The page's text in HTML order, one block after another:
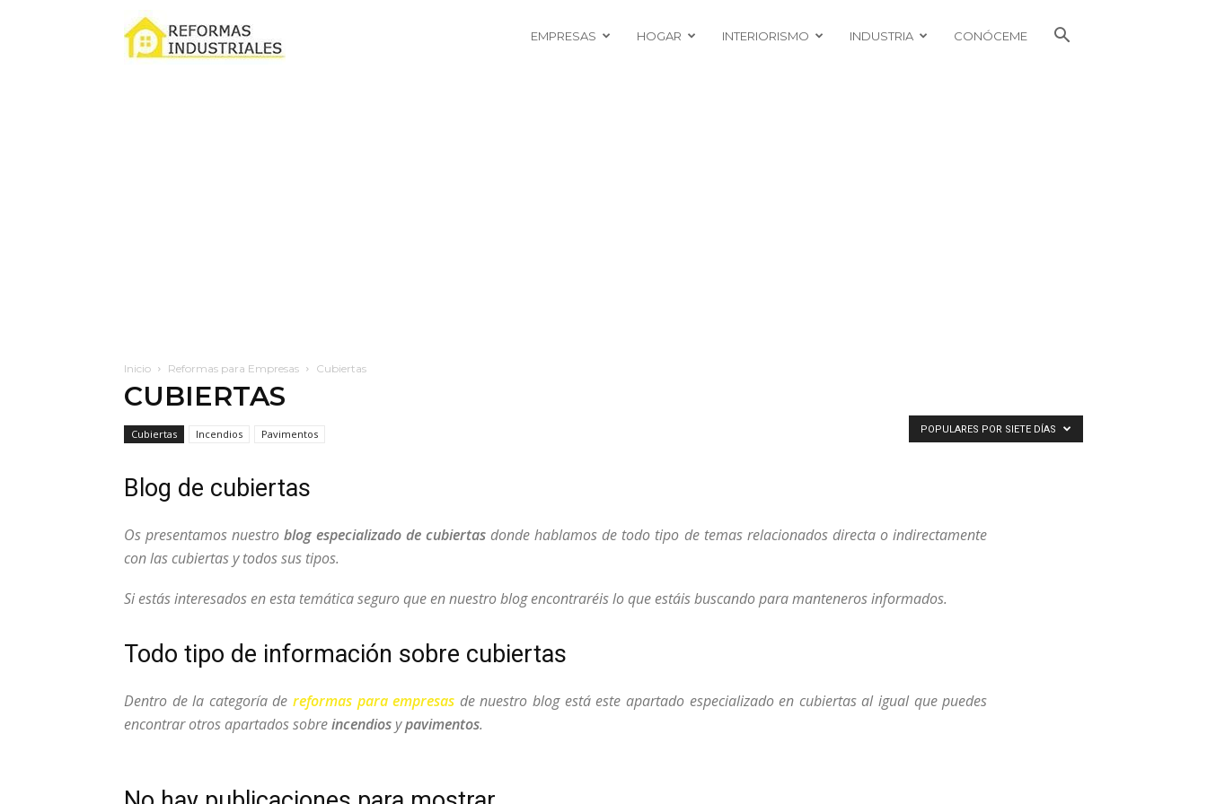
EMPRESAS HOGAR INTERIORISMO INDUSTRIA CONÓCEME
Inicio Reformas para Empresas Cubiertas
CUBIERTAS
Cubiertas Incendios Pavimentos
Blog de cubiertas
Os presentamos nuestro blog especializado de cubiertasdonde hablamos de todo tipo de temas relacionados directa o indirectamente
con las cubiertas y todos sus tipos.
Si estás interesados en esta temática seguro que en nuestro blog encontraréis lo que estáis buscando para manteneros informados.
Todo tipo de información sobre cubiertas
Dentro de la categoría dereformas para empresas de nuestro blog está este apartado especializado en cubiertas al igual que puedes
encontrar otros apartados sobreincendios ypavimentos.
POPULARES POR SIETE DÍAS